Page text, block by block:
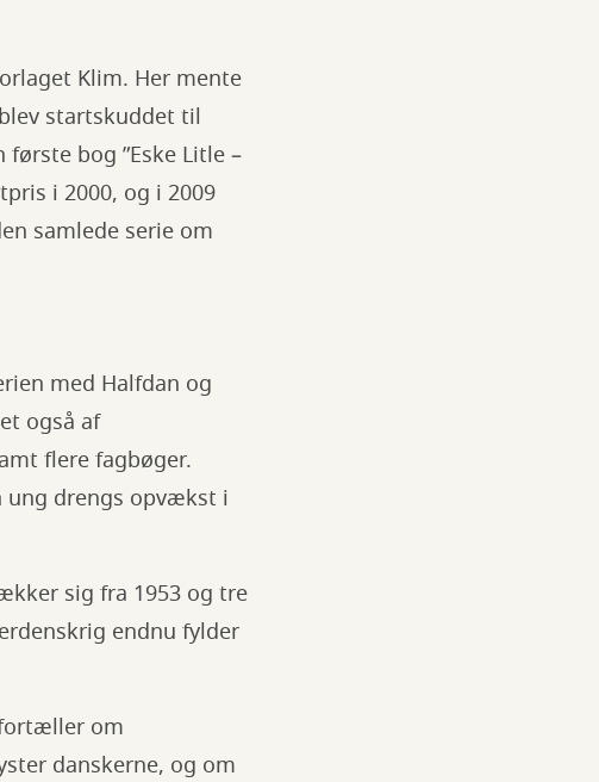
Klim. Her mente
startskuddet til
første bog ”Eske Litle –
i 2000, og i 2009
samlede serie om
med Halfdan og
også af
flere fagbøger.
ung drengs opvækst i
sig fra 1953 og tre
endnu fylder
fortæller om
danskerne, og om